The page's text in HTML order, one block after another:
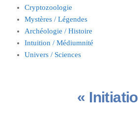
Cryptozoologie
Mystères / Légendes
Archéologie / Histoire
Intuition / Médiumnité
Univers / Sciences
«